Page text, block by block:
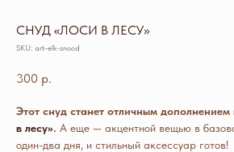
СНУД «ЛОСИ В ЛЕСУ»
SKU: art-elk-snood
300 р.
Этот снуд станет отличным дополнением
в лесу». А еще — акцентной вещью в
один-два дня, и стильный аксессуар готов!